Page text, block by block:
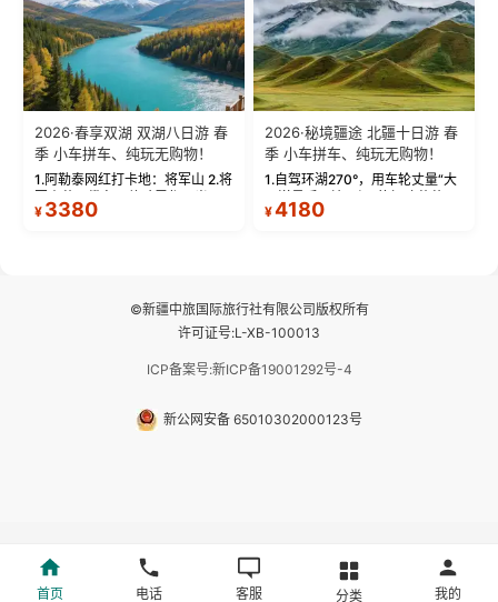
2026·春享双湖 双湖八日游 春
季 小车拼车、纯玩无购物！
1.阿勒泰网红打卡地：将军山 2.将
军山落日缆车，体验雪都风光 3.
将军山，夕阳派对，蹦迪party 4.
¥ 3380
2026·秘境疆途 北疆十日游 春
季 小车拼车、纯玩无购物！
1.自驾环湖270°，用车轮丈量“大
西洋最后一滴眼泪”的极致蔚蓝，
让雪山、花海与深邃湖水在转弯
¥4180
©新疆中旅国际旅行社有限公司版权所有
许可证号:L-XB-100013
ICP备案号:新ICP备19001292号-4
新公网安备 65010302000123号
首页 电话 客服 分类 我的